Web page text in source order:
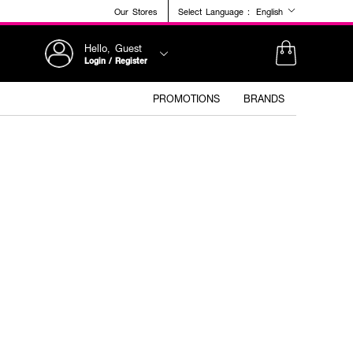
Our Stores Select Language : English
Hello, Guest
Login / Register
PROMOTIONS BRANDS